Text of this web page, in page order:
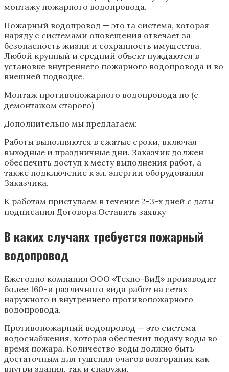
монтажу пожарного водопровода.
Пожарный водопровод — это та система, которая
наряду с системами оповещения отвечает за
безопасность жизни и сохранность имущества.
Любой крупный и средний объект нуждаются в
установке внутреннего пожарного водопровода и во
внешней подводке.
Монтаж противопожарного водопровода по (с
демонтажом старого)
Дополнительно мы предлагаем:
Работы выполняются в сжатые сроки, включая
выходные и праздничные дни. Заказчик должен
обеспечить доступ к месту выполнения работ, а
также подключение к эл. энергии оборудования
Заказчика.
К работам приступаем в течение 2-3-х дней с даты
подписания Договора.Оставить заявку
В каких случаях требуется пожарный
водопровод
Ежегодно компания ООО «Техно-ВиД» производит
более 160-и различного вида работ на сетях
наружного и внутреннего противопожарного
водопровода.
Противопожарный водопровод — это система
водоснабжения, которая обеспечит подачу воды во
время пожара. Количество воды должно быть
достаточным для тушения очагов возгорания как
внутри здания, так и снаружи.